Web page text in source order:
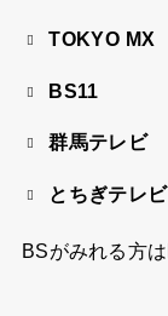
TOKYO MX
BS11
群馬テレビ
とちぎテレビ
BSがみれる方